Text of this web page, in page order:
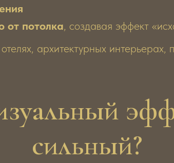
от потолка, создавая эффект
архитектурных
сильный?